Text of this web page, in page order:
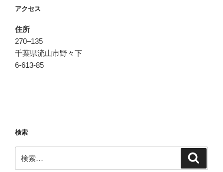
アクセス
住所
270–135
千葉県流山市野々下
6-613-85
検索
索: